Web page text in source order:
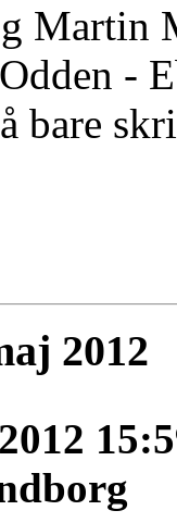
Martin
-
bare
2012